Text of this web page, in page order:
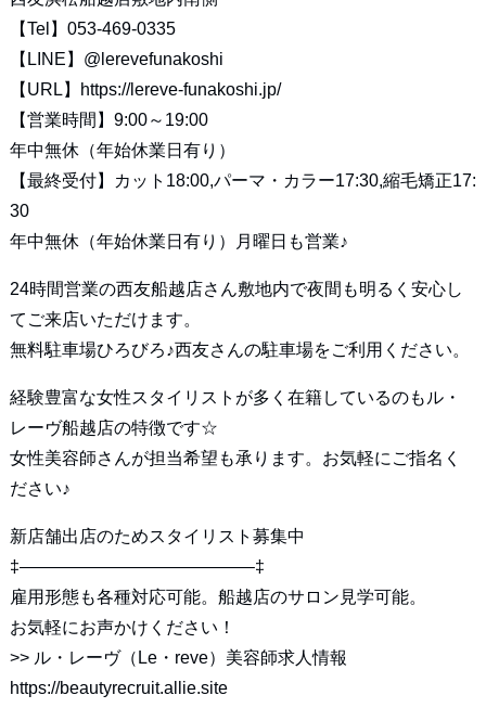
【Tel】053-469-0335
【LINE】 @lerevefunakoshi
【URL】
https://lereve-funakoshi.jp/
【営業時間】9:00～19:00
年中無休（年始休業日有り）
【最終受付】カット18:00,パーマ・カラー17:30,縮毛矯正17:
30
年中無休（年始休業日有り）月曜日も営業♪
24時間営業の西友船越店さん敷地内で夜間も明るく安心し
てご来店いただけます。
無料駐車場ひろびろ♪西友さんの駐車場をご利用ください。
経験豊富な女性スタイリストが多く在籍しているのもル・
レーヴ船越店の特徴です☆
女性美容師さんが担当希望も承ります。お気軽にご指名く
ださい♪
新店舗出店のためスタイリスト募集中
‡—————————————–‡
雇用形態も各種対応可能。船越店のサロン見学可能。
お気軽にお声かけください！
>> ル・レーヴ（Le・reve）美容師求人情報
https://beautyrecruit.allie.site